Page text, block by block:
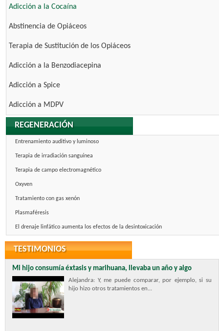
Adicción a la Cocaína
Abstinencia de Opiáceos
Terapia de Sustitución de los Opiáceos
Adicción a la Benzodiacepina
Adicción a Spice
Adicción a MDPV
REGENERACIÓN
Entrenamiento auditivo y luminoso
Terapia de irradiación sanguínea
Terapia de campo electromagnético
Oxyven
Tratamiento con gas xenón
Plasmaféresis
El drenaje linfático aumenta los efectos de la desintoxicación
TESTIMONIOS
Mi hijo consumía éxtasis y marihuana, llevaba un año y algo
Alejandra: Y, me puede comparar, por ejemplo, si su
hijo hizo otros tratamientos en...